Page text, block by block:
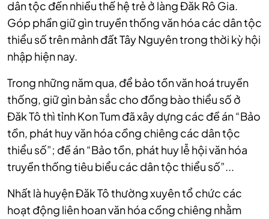
dân tộc đến nhiều thế hệ trẻ ở làng Đăk Rô Gia.
Góp phần giữ gìn truyền thống văn hóa các dân tộc
thiểu số trên mảnh đất Tây Nguyên trong thời kỳ hội
nhập hiện nay.
Trong những năm qua, để bảo tồn văn hoá truyền
thống, giữ gìn bản sắc cho đồng bào thiểu số ở
Đăk Tô thì tỉnh Kon Tum đã xây dựng các đề án “Bảo
tồn, phát huy văn hóa cồng chiêng các dân tộc
thiểu số”; đề án “Bảo tồn, phát huy lễ hội văn hóa
truyền thống tiêu biểu các dân tộc thiểu số”...
Nhất là huyện Đăk Tô thường xuyên tổ chức các
hoạt động liên hoan văn hóa cồng chiêng nhằm